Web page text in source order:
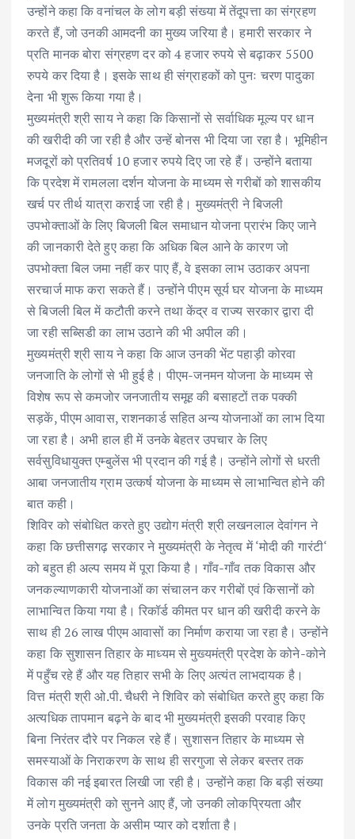
उन्होंने कहा कि वनांचल के लोग बड़ी संख्या में तेंदूपत्ता का संग्रहण
करते हैं, जो उनकी आमदनी का मुख्य जरिया है। हमारी सरकार ने
प्रति मानक बोरा संग्रहण दर को 4 हजार रुपये से बढ़ाकर 5500
रुपये कर दिया है। इसके साथ ही संग्राहकों को पुनः चरण पादुका
देना भी शुरू किया गया है।
मुख्यमंत्री श्री साय ने कहा कि किसानों से सर्वाधिक मूल्य पर धान
की खरीदी की जा रही है और उन्हें बोनस भी दिया जा रहा है। भूमिहीन
मजदूरों को प्रतिवर्ष 10 हजार रुपये दिए जा रहे हैं। उन्होंने बताया
कि प्रदेश में रामलला दर्शन योजना के माध्यम से गरीबों को शासकीय
खर्च पर तीर्थ यात्रा कराई जा रही है। मुख्यमंत्री ने बिजली
उपभोक्ताओं के लिए बिजली बिल समाधान योजना प्रारंभ किए जाने
की जानकारी देते हुए कहा कि अधिक बिल आने के कारण जो
उपभोक्ता बिल जमा नहीं कर पाए हैं, वे इसका लाभ उठाकर अपना
सरचार्ज माफ करा सकते हैं। उन्होंने पीएम सूर्य घर योजना के माध्यम
से बिजली बिल में कटौती करने तथा केंद्र व राज्य सरकार द्वारा दी
जा रही सब्सिडी का लाभ उठाने की भी अपील की।
मुख्यमंत्री श्री साय ने कहा कि आज उनकी भेंट पहाड़ी कोरवा
जनजाति के लोगों से भी हुई है। पीएम-जनमन योजना के माध्यम से
विशेष रूप से कमजोर जनजातीय समूह की बसाहटों तक पक्की
सड़कें, पीएम आवास, राशनकार्ड सहित अन्य योजनाओं का लाभ दिया
जा रहा है। अभी हाल ही में उनके बेहतर उपचार के लिए
सर्वसुविधायुक्त एम्बुलेंस भी प्रदान की गई है। उन्होंने लोगों से धरती
आबा जनजातीय ग्राम उत्कर्ष योजना के माध्यम से लाभान्वित होने की
बात कही।
शिविर को संबोधित करते हुए उद्योग मंत्री श्री लखनलाल देवांगन ने
कहा कि छत्तीसगढ़ सरकार ने मुख्यमंत्री के नेतृत्व में ‘मोदी की गारंटी‘
को बहुत ही अल्प समय में पूरा किया है। गाँव-गाँव तक विकास और
जनकल्याणकारी योजनाओं का संचालन कर गरीबों एवं किसानों को
लाभान्वित किया गया है। रिकॉर्ड कीमत पर धान की खरीदी करने के
साथ ही 26 लाख पीएम आवासों का निर्माण कराया जा रहा है। उन्होंने
कहा कि सुशासन तिहार के माध्यम से मुख्यमंत्री प्रदेश के कोने-कोने
में पहुँच रहे हैं और यह तिहार सभी के लिए अत्यंत लाभदायक है।
वित्त मंत्री श्री ओ.पी. चैधरी ने शिविर को संबोधित करते हुए कहा कि
अत्यधिक तापमान बढ़ने के बाद भी मुख्यमंत्री इसकी परवाह किए
बिना निरंतर दौरे पर निकल रहे हैं। सुशासन तिहार के माध्यम से
समस्याओं के निराकरण के साथ ही सरगुजा से लेकर बस्तर तक
विकास की नई इबारत लिखी जा रही है। उन्होंने कहा कि बड़ी संख्या
में लोग मुख्यमंत्री को सुनने आए हैं, जो उनकी लोकप्रियता और
उनके प्रति जनता के असीम प्यार को दर्शाता है।